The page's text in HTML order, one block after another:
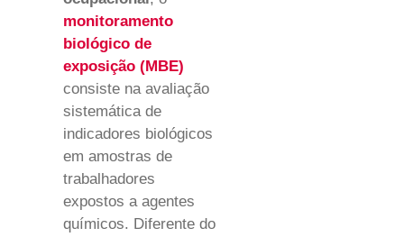
monitoramento
biológico de
exposição (MBE)
consiste na avaliação
sistemática de
indicadores biológicos
em amostras de
trabalhadores
expostos a agentes
químicos. Diferente do